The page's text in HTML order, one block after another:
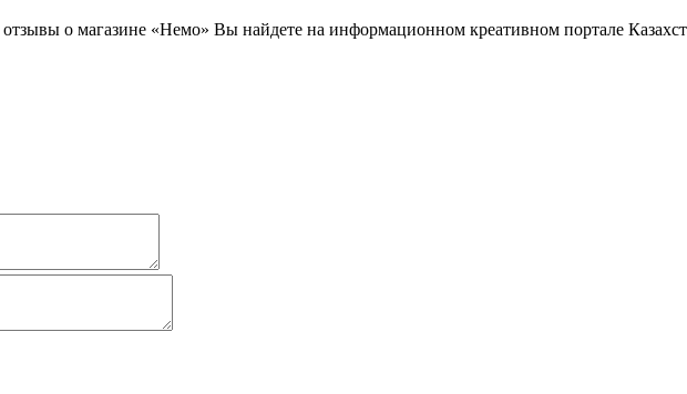
о магазине «Немо» Вы найдете на информационном креативном портале